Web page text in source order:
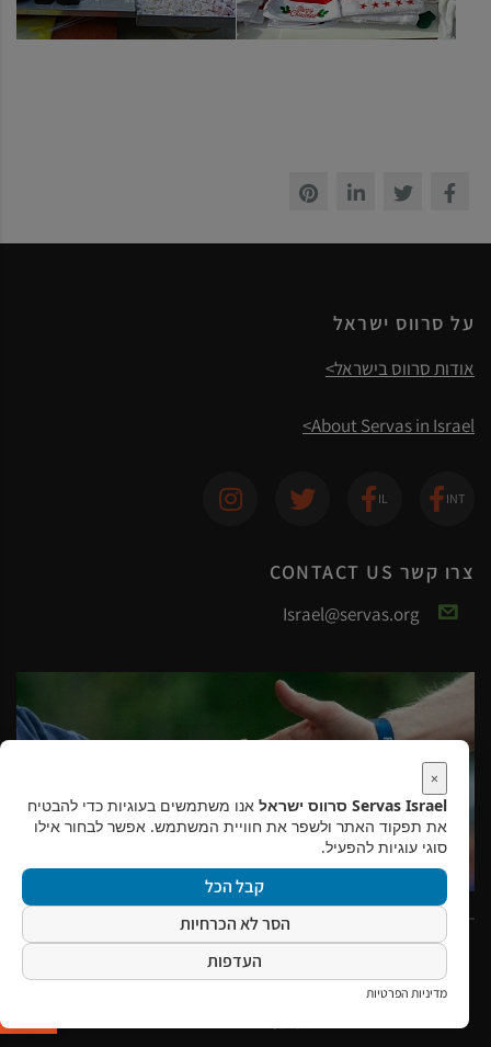
פתח
על סרווס ישראל
אודות סרווס בישראל>
About Servas in Israel>
צרו קשר CONTACT US
Israel@servas.org
Copyright ©2026
כל הזכויות שמורות לסרווס ישראל
דרונט
×
Servas Israel סרווס ישראל
אנו משתמשים בעוגיות כדי להבטיח
את תפקוד האתר ולשפר את חוויית המשתמש. אפשר לבחור אילו
סוגי עוגיות להפעיל.
קבל הכל
הסר לא הכרחיות
העדפות
מדיניות הפרטיות